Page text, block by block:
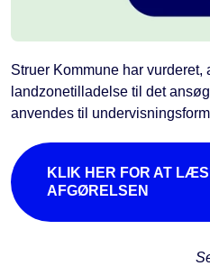
Struer Kommune har vurderet,
landzonetilladelse til det
anvendes til
KLIK HER FOR AT
AFGØRELSEN